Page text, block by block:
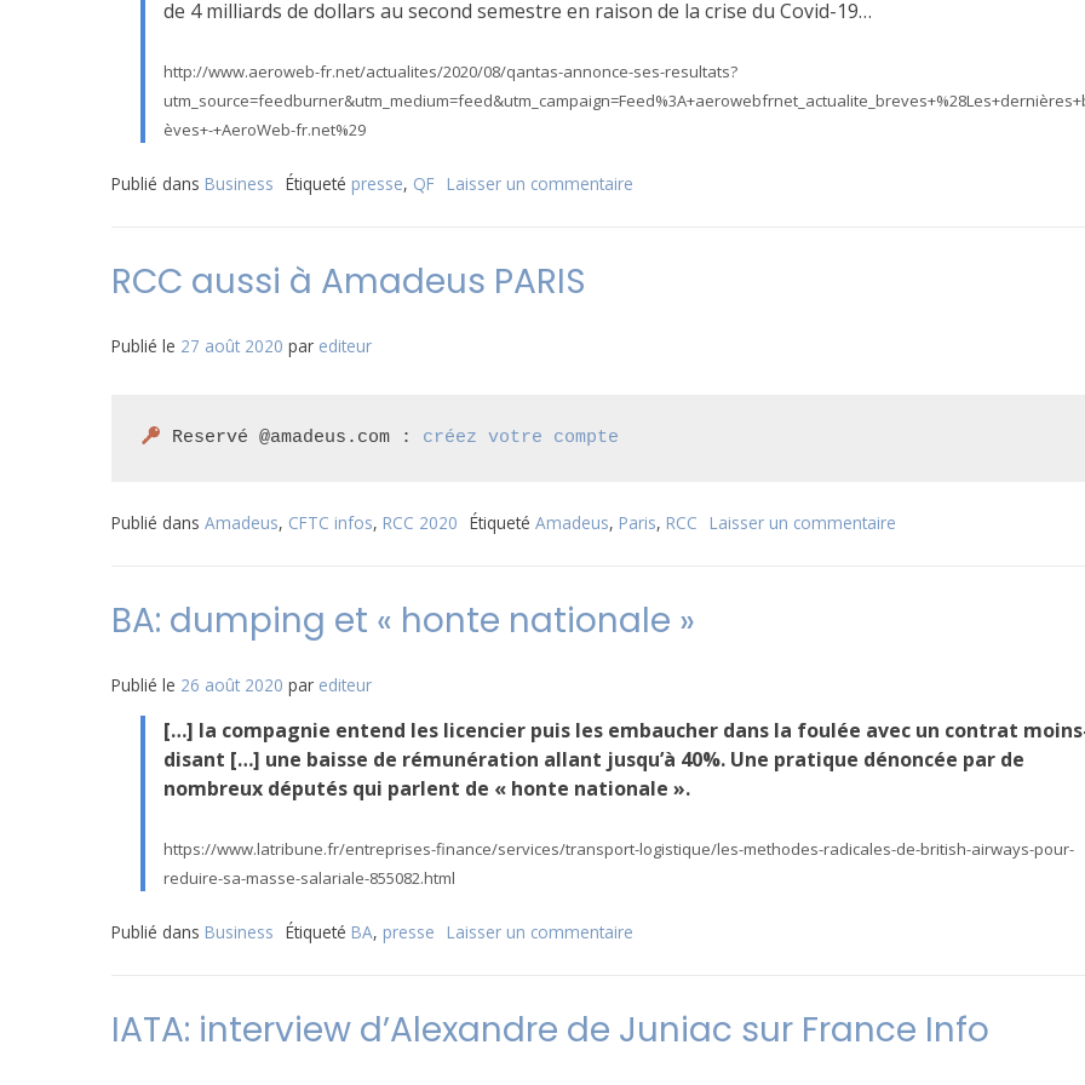
de 4 milliards de dollars au second semestre en raison de la crise du Covid-19…
http://www.aeroweb-fr.net/actualites/2020/08/qantas-annonce-ses-resultats?
èves+-+AeroWeb-fr.net%29
Publié dans Business Étiqueté presse, QF Laisser un commentaire
RCC aussi à Amadeus PARIS
Publié le 27 août 2020 par editeur
Reservé @amadeus.com : créez votre compte
Publié dans Amadeus, CFTC infos, RCC 2020 Étiqueté Amadeus, Paris, RCC Laisser un commentaire
BA: dumping et « honte nationale »
Publié le 26 août 2020 par editeur
[…] la compagnie entend les licencier puis les embaucher dans la foulée avec un contrat
disant […] une baisse de rémunération allant jusqu’à 40%. Une pratique dénoncée par de
nombreux députés qui parlent de « honte nationale ».
https://www.latribune.fr/entreprises-finance/services/transport-logistique/les-methodes-radicales-de-british-airways-pour-
reduire-sa-masse-salariale-855082.html
Publié dans Business Étiqueté BA, presse Laisser un commentaire
« honte
IATA: interview d’Alexandre de Juniac sur France Info